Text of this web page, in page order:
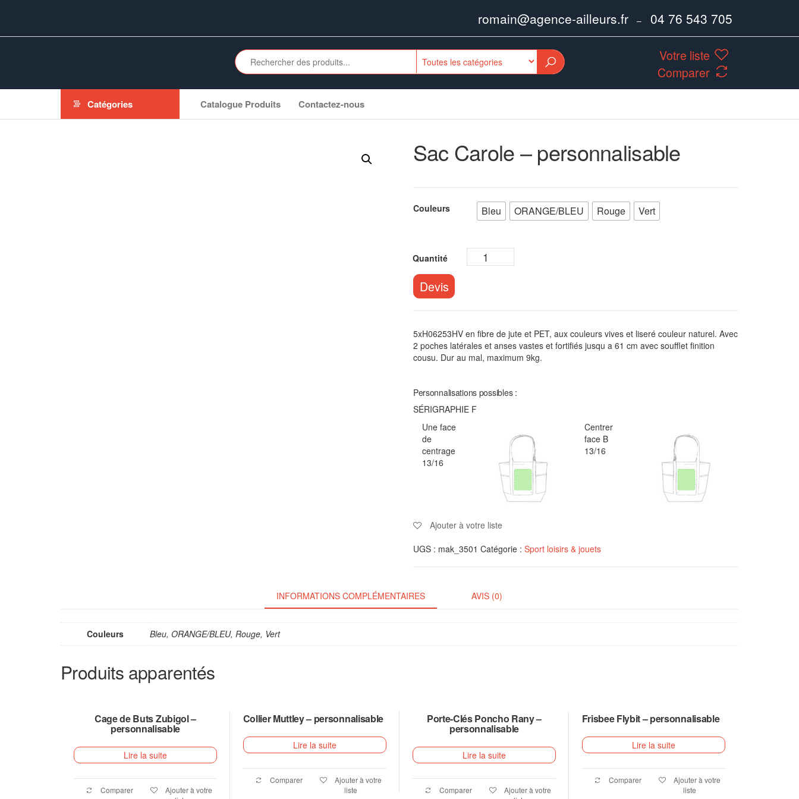
romain@agence-ailleurs.fr – 04 76 543 705
Votre liste
Comparer
Catégories Catalogue Produits Contactez-nous
Sac Carole – personnalisable
Couleurs Bleu ORANGE/BLEU Rouge Vert
Devis
5xH06253HV en fibre de jute et PET, aux couleurs vives et liseré couleur naturel. Avec
2 poches latérales et anses vastes et fortifiés jusqu a 61 cm avec soufflet finition
cousu. Dur au mal, maximum 9kg.
Personnalisations possibles :
SÉRIGRAPHIE F
Une face
de
centrage
13/16
Centrer
face B
13/16
Ajouter à votre liste
UGS : mak_3501 Catégorie : Sport loisirs & jouets
INFORMATIONS COMPLÉMENTAIRES AVIS (0)
Couleurs Bleu, ORANGE/BLEU, Rouge, Vert
Produits apparentés
Cage de Buts Zubigol –
personnalisable
Lire la suite
Comparer
Ajouter à votre
Collier Muttley – personnalisable
Lire la suite
Comparer
Ajouter à votre
liste
Porte-Clés Poncho Rany –
personnalisable
Lire la suite
Comparer
Ajouter à votre
Frisbee Flybit – personnalisable
Lire la suite
Comparer
Ajouter à votre
liste